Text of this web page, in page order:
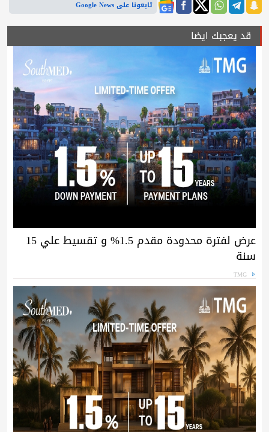
تابعونا على Google News
قد يعجبك ايضا
عرض لفترة محدودة مقدم 1.5% و تقسيط علي 15
سنة
TMG